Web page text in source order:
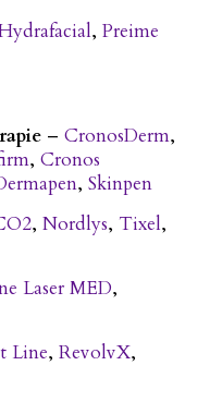
,Preime
–CronosDerm,
,Cronos
,Skinpen
,Nordlys,Tixel,
Laser MED,
Line,RevolvX,